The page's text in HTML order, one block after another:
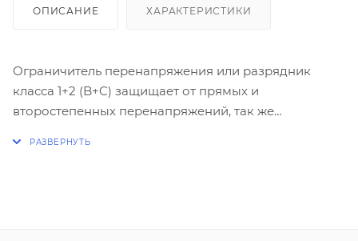
ОПИСАНИЕ ХАРАКТЕРИСТИКИ
Ограничитель перенапряжения или разрядник
класса 1+2 (B+C) защищает от прямых и
второстепенных перенапряжений, так же